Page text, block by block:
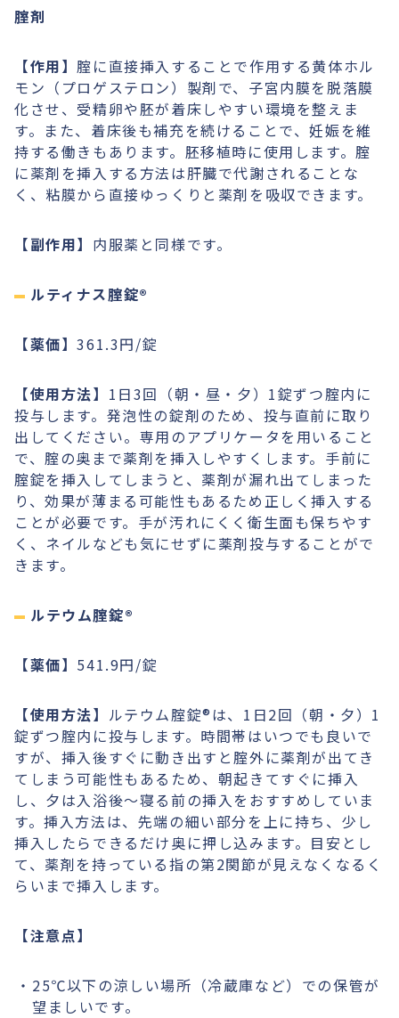
腟剤
【作用】腟に直接挿入することで作用する黄体ホル
モン（プロゲステロン）製剤で、子宮内膜を脱落膜
化させ、受精卵や胚が着床しやすい環境を整えま
す。また、着床後も補充を続けることで、妊娠を維
持する働きもあります。胚移植時に使用します。腟
に薬剤を挿入する方法は肝臓で代謝されることな
く、粘膜から直接ゆっくりと薬剤を吸収できます。
【副作用】 内服薬と同様です。
ルティナス腟錠®︎
【薬価】361.3円/錠
【使用方法】 1日3回（朝・昼・夕）1錠ずつ腟内に
投与します。発泡性の錠剤のため、投与直前に取り
出してください。専用のアプリケータを用いること
で、腟の奥まで薬剤を挿入しやすくします。手前に
腟錠を挿入してしまうと、薬剤が漏れ出てしまった
り、効果が薄まる可能性もあるため正しく挿入する
ことが必要です。手が汚れにくく衛生面も保ちやす
く、ネイルなども気にせずに薬剤投与することがで
きます。
ルテウム腟錠®︎
【薬価】 541.9円/錠
【使用方法】 ルテウム腟錠®︎は、1日2回（朝・夕）1
錠ずつ腟内に投与します。時間帯はいつでも良いで
すが、挿入後すぐに動き出すと腟外に薬剤が出てき
てしまう可能性もあるため、朝起きてすぐに挿入
し、夕は入浴後〜寝る前の挿入をおすすめしていま
す。挿入方法は、先端の細い部分を上に持ち、少し
挿入したらできるだけ奥に押し込みます。目安とし
て、薬剤を持っている指の第2関節が見えなくなるく
らいまで挿入します。
【注意点】
25℃以下の涼しい場所（冷蔵庫など）での保管が
望ましいです。